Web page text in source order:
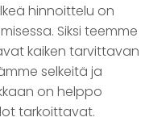
hinnoittelu on
Siksi teemme
kaiken tarvittavan
selkeitä ja
on helppo
tarkoittavat.